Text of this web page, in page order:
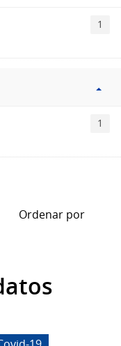
1
1
Ordenar por